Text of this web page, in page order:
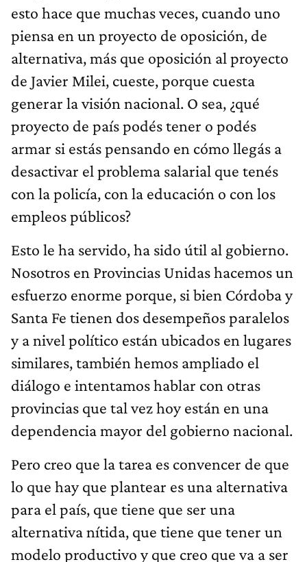
esto hace que muchas veces, cuando uno
piensa en un proyecto de oposición, de
alternativa, más que oposición al proyecto
de Javier Milei, cueste, porque cuesta
generar la visión nacional. O sea, ¿qué
proyecto de país podés tener o podés
armar si estás pensando en cómo llegás a
desactivar el problema salarial que tenés
con la policía, con la educación o con los
empleos públicos?
Esto le ha servido, ha sido útil al gobierno.
Nosotros en Provincias Unidas hacemos un
esfuerzo enorme porque, si bien Córdoba y
Santa Fe tienen dos desempeños paralelos
y a nivel político están ubicados en lugares
similares, también hemos ampliado el
diálogo e intentamos hablar con otras
provincias que tal vez hoy están en una
dependencia mayor del gobierno nacional.
Pero creo que la tarea es convencer de que
lo que hay que plantear es una alternativa
para el país, que tiene que ser una
alternativa nítida, que tiene que tener un
modelo productivo y que creo que va a ser